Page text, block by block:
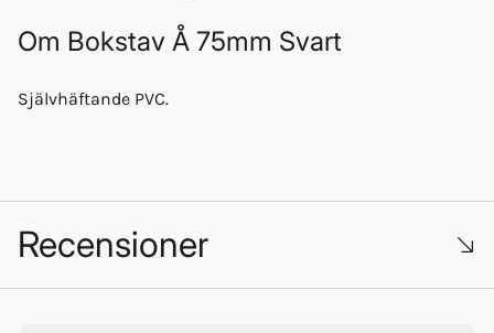
Om Bokstav Å 75mm Svart
Självhäftande PVC.
Recensioner